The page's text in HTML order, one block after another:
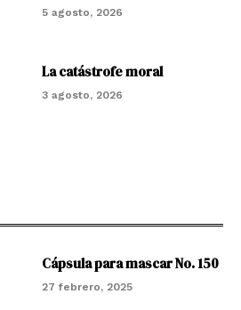
5 agosto, 2026
La catástrofe moral
3 agosto, 2026
Cápsula para mascar No. 150
27 febrero, 2025